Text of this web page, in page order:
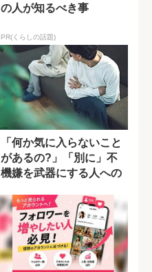
の人が知るべき事
PR(くらしの話題)
「何か気に入らないこと
があるの?」「別に」不
機嫌を武器にする人への